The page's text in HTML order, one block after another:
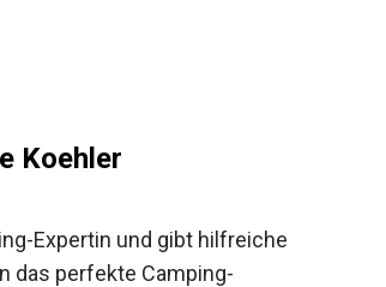
Koehler
Expertin und gibt hilfreiche
das perfekte Camping-